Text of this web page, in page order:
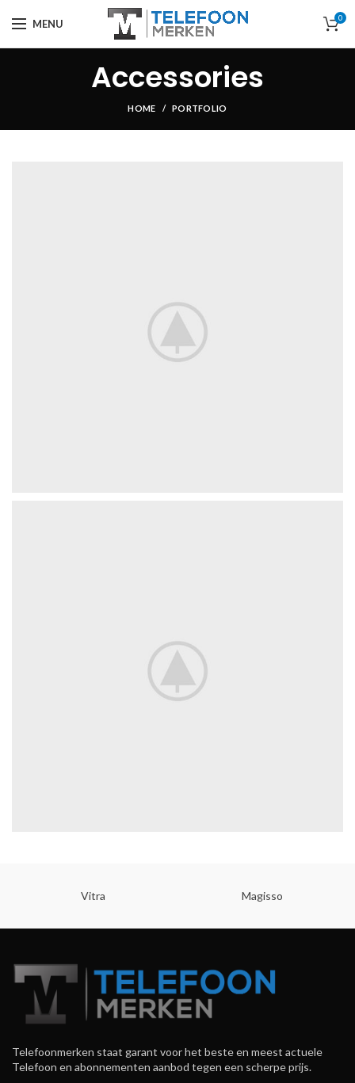
MENU 0
Accessories
HOME PORTFOLIO
Vitra Magisso
Telefoonmerken staat garant voor het beste en meest actuele
Telefoon en abonnementen aanbod tegen een scherpe prijs.